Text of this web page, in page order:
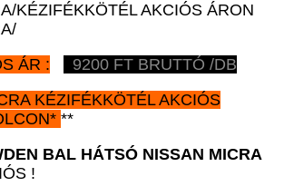
KÉZIFÉKKÖTÉL AKCIÓS ÁRON
ÁR :
9200 FT BRUTTÓ /DB
KÉZIFÉKKÖTÉL AKCIÓS
**
BAL HÁTSÓ NISSAN MICRA
!